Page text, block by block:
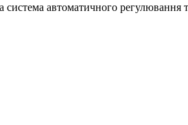
система автоматичного регулювання